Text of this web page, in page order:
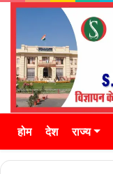
होम देश राज्य